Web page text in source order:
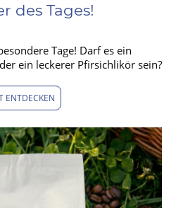
des Tages!
Tage! Darf es ein
ein leckerer Pfirsichlikör sein?
ENTDECKEN